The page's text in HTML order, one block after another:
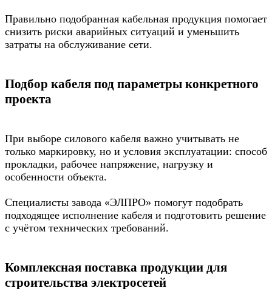
Правильно подобранная кабельная продукция помогает
снизить риски аварийных ситуаций и уменьшить
затраты на обслуживание сети.
Подбор кабеля под параметры конкретного
проекта
При выборе силового кабеля важно учитывать не
только маркировку, но и условия эксплуатации: способ
прокладки, рабочее напряжение, нагрузку и
особенности объекта.
Специалисты завода «ЭЛПРО» помогут подобрать
подходящее исполнение кабеля и подготовить решение
с учётом технических требований.
Комплексная поставка продукции для
строительства электросетей